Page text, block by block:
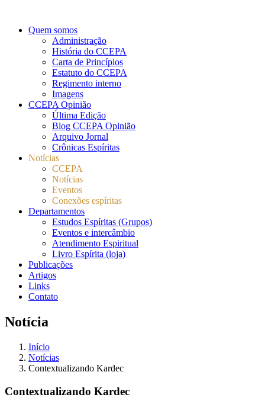
Quem somos
Administração
História do CCEPA
Carta de Princípios
Estatuto do CCEPA
Regimento interno
Imagens
CCEPA Opinião
Última Edição
Blog CCEPA Opinião
Arquivo Jornal
Crônicas Espíritas
Notícias
CCEPA
Notícias
Eventos
Conexões espíritas
Departamentos
Estudos Espíritas (Grupos)
Eventos e intercâmbio
Atendimento Espiritual
Livro Espírita (loja)
Publicações
Artigos
Links
Contato
Notícia
Início
Notícias
Contextualizando Kardec
Contextualizando Kardec